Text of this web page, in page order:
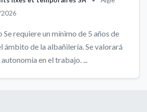
requiere un mínimo de 5 años de
ámbito de la albañilería. Se valorará
en el trabajo. ...